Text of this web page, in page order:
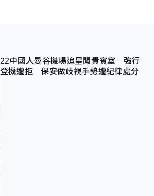
22中國人曼谷機場追星闖貴賓室 強行
登機遭拒 保安做歧視手勢遭紀律處分